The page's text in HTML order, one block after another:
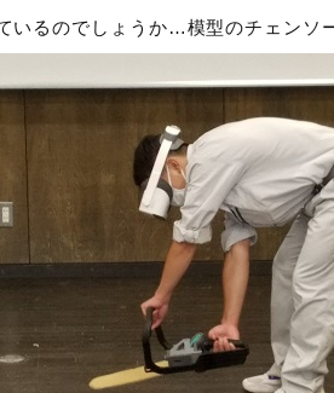
いるのでしょうか…模型のチェン